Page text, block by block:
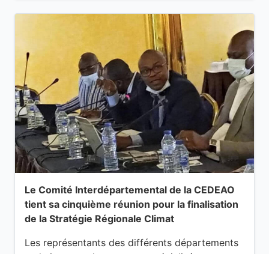
Le Comité Interdépartemental de la CEDEAO
tient sa cinquième réunion pour la finalisation
de la Stratégie Régionale Climat
Les représentants des différents départements